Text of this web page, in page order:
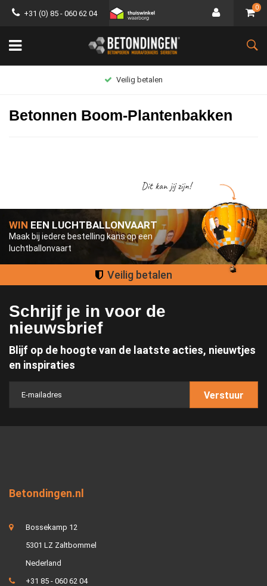
+31 (0) 85 - 060 62 04
0
Veilig betalen
Betonnen Boom-Plantenbakken
WIN EEN LUCHTBALLONVAART
Maak bij iedere bestelling kans op een
luchtballonvaart
Dit kan jij zijn!
Veilig betalen
Schrijf je in voor de
nieuwsbrief
Blijf op de hoogte van de laatste acties, nieuwtjes
en inspiraties
Verstuur
Betondingen.nl
Bossekamp 12
5301 LZ Zaltbommel
Nederland
+31 85 - 060 62 04